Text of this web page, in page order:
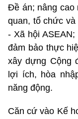
Đề án; nâng cao
quan, tổ chức
- Xã hội
đảm bảo thực
xây dựng Cộng
lợi ích, hòa
năng động.
Căn cứ vào Kế